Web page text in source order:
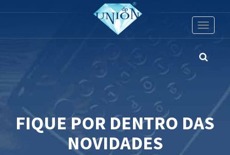
Toggle
FIQUE POR DENTRO DAS
NOVIDADES